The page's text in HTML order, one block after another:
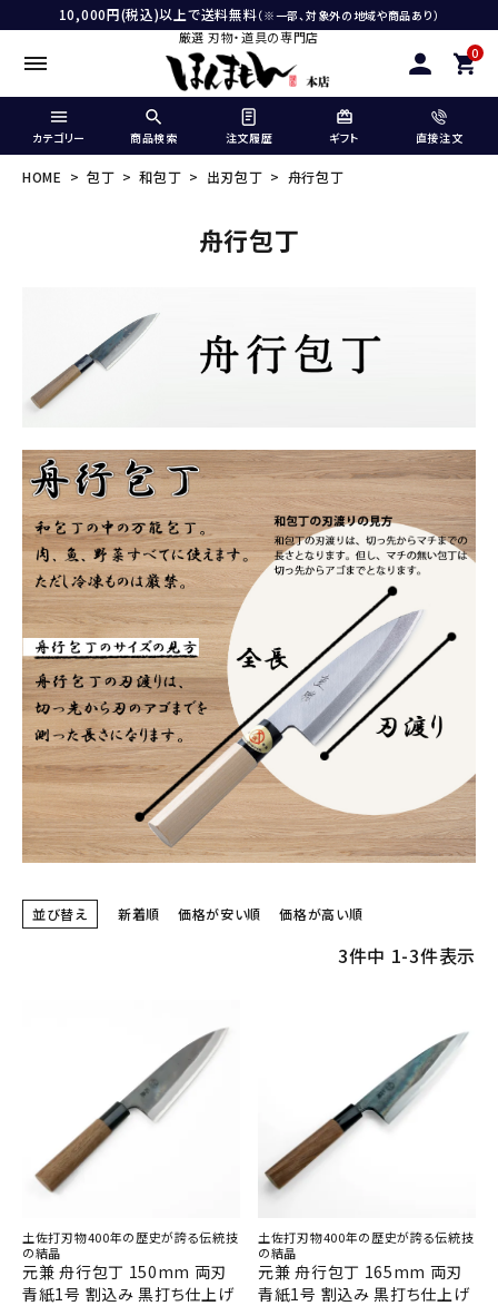
10,000円(税込)以上で送料無料（※一部、対象外の地域や商品あり）
厳選 刃物・道具の専門店
0
カテゴリー 商品検索 注文履歴 ギフト 直接注文
HOME 包丁 和包丁 出刃包丁 舟行包丁
舟行包丁
並び替え 新着順 価格が安い順 価格が高い順
3件中 1-3件表示
土佐打刃物400年の歴史が誇る伝統技
の結晶
元兼 舟行包丁 150mm 両刃
青紙1号 割込み 黒打ち仕上げ
土佐打刃物400年の歴史が誇る伝統技
の結晶
元兼 舟行包丁 165mm 両刃
青紙1号 割込み 黒打ち仕上げ